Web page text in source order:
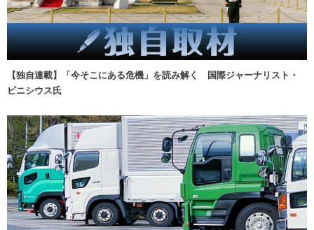
【独自連載】「今そこにある危機」を読み解く 国際ジャーナリスト・
ビニシウス氏